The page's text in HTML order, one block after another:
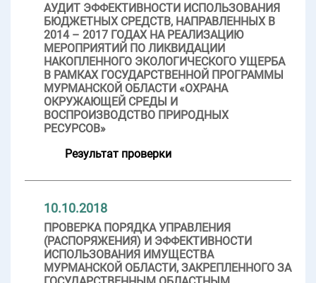
АУДИТ ЭФФЕКТИВНОСТИ ИСПОЛЬЗОВАНИЯ
БЮДЖЕТНЫХ СРЕДСТВ, НАПРАВЛЕННЫХ В
2014 – 2017 ГОДАХ НА РЕАЛИЗАЦИЮ
МЕРОПРИЯТИЙ ПО ЛИКВИДАЦИИ
НАКОПЛЕННОГО ЭКОЛОГИЧЕСКОГО УЩЕРБА
В РАМКАХ ГОСУДАРСТВЕННОЙ ПРОГРАММЫ
МУРМАНСКОЙ ОБЛАСТИ «ОХРАНА
ОКРУЖАЮЩЕЙ СРЕДЫ И
ВОСПРОИЗВОДСТВО ПРИРОДНЫХ
РЕСУРСОВ»
Результат проверки
10.10.2018
ПРОВЕРКА ПОРЯДКА УПРАВЛЕНИЯ
(РАСПОРЯЖЕНИЯ) И ЭФФЕКТИВНОСТИ
ИСПОЛЬЗОВАНИЯ ИМУЩЕСТВА
МУРМАНСКОЙ ОБЛАСТИ, ЗАКРЕПЛЕННОГО ЗА